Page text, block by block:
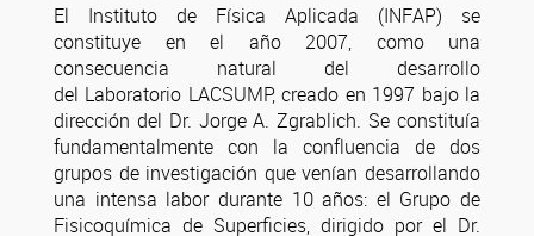
El Instituto de Física Aplicada (INFAP) se
constituye en el año 2007, como una
consecuencia natural del desarrollo
del Laboratorio LACSUMP, creado en 1997 bajo la
dirección del Dr. Jorge A. Zgrablich. Se constituía
fundamentalmente con la confluencia de dos
grupos de investigación que venían desarrollando
una intensa labor durante 10 años: el Grupo de
Fisicoquímica de Superficies, dirigido por el Dr.